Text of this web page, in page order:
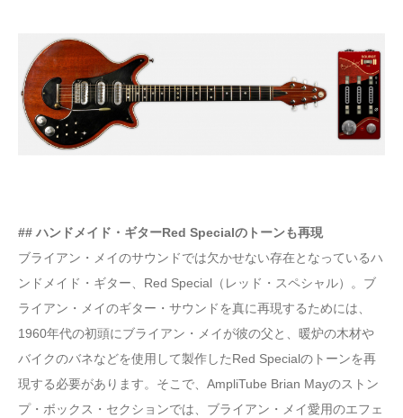
## ハンドメイド・ギターRed Specialのトーンも再現
ブライアン・メイのサウンドでは欠かせない存在となっているハ
ンドメイド・ギター、Red Special（レッド・スペシャル）。ブ
ライアン・メイのギター・サウンドを真に再現するためには、
1960年代の初頭にブライアン・メイが彼の父と、暖炉の木材や
バイクのバネなどを使用して製作したRed Specialのトーンを再
現する必要があります。そこで、AmpliTube Brian Mayのストン
プ・ボックス・セクションでは、ブライアン・メイ愛用のエフェ